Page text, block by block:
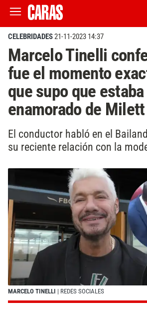
CELEBRIDADES21-11-2023 14:37
Marcelo Tinelli
fue el momento
que supo que estaba
enamorado de
El conductor habló en el
su reciente relación con la
MARCELO TINELLI | REDES SOCIALES